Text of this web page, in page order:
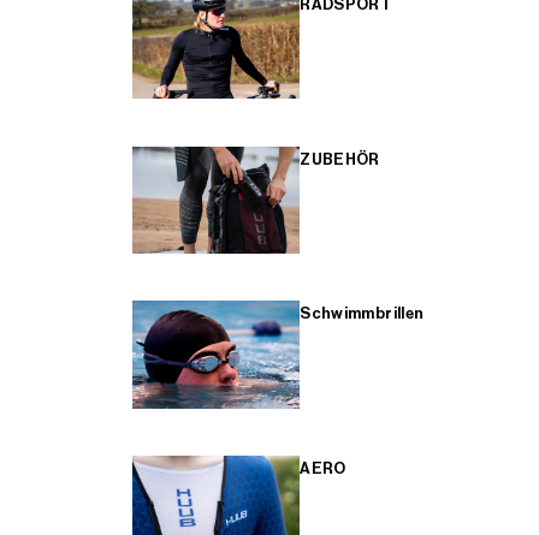
RADSPORT
ZUBEHÖR
Schwimmbrillen
AERO